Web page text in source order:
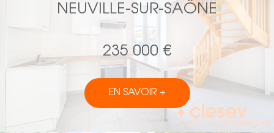
NEUVILLE-SUR-SAÔNE
235 000 €
EN SAVOIR +